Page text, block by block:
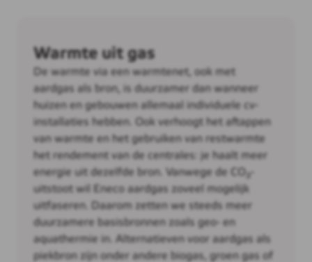
Warmte uit gas
De warmte via een warmtenet, ook met
aardgas als bron, is duurzamer dan wanneer
huizen en gebouwen allemaal individuele cv-
installaties hebben. Ook verhoogt het aftappen
van warmte en het gebruiken van restwarmte
het rendement van de centrales: je haalt meer
energie uit dezelfde bron. Vanwege de CO₂-
uitstoot wil Eneco aardgas zoveel mogelijk
uitfaseren. Daarom zetten we steeds meer
duurzamere basisbronnen zoals geo- en
aquathermie in. Alternatieven voor aardgas als
piekbron zijn onder andere biogas, groen gas of